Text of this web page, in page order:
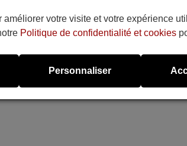
votre visite et votre expérience
Politique de confidentialité et cookies
Personnaliser